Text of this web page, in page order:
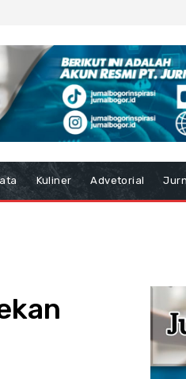
Kuliner Advetorial